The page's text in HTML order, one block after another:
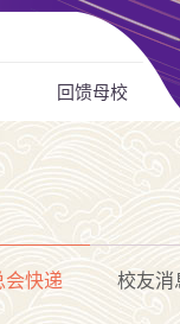
回馈母校
会快递 校友消